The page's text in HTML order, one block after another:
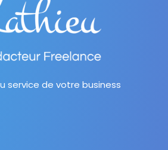
service de votre business